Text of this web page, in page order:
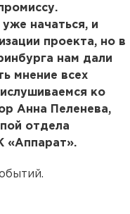
начаться, и
проекта, но в
нам дали
мнение всех
ко
Анна Пеленева,
отдела
«Аппарат».